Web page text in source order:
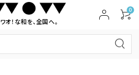
ワオ！な和を、全国へ。
0